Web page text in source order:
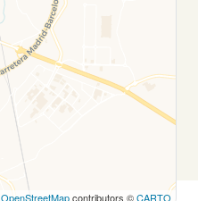
OpenStreetMapcontributors ©CARTO